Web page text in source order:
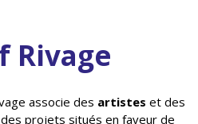
Rivage
associe des artistes et des
projets situés en faveur de